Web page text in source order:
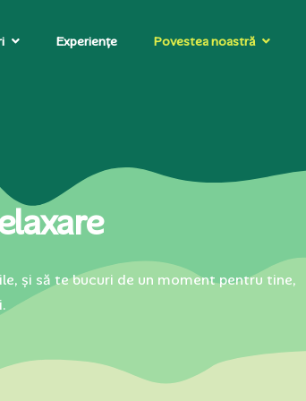
Experiențe Povestea noastră
și să te bucuri de un moment pentru tine,